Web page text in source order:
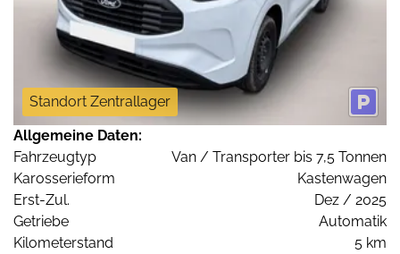
Standort Zentrallager
Allgemeine Daten:
Fahrzeugtyp
Van / Transporter bis 7,5 Tonnen
Karosserieform
Kastenwagen
Erst-Zul.
Dez / 2025
Getriebe
Automatik
Kilometerstand
5 km